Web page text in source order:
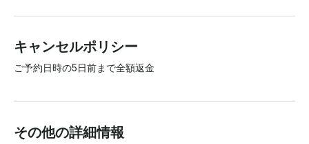
キャンセルポリシー
ご予約日時の5日前まで全額返金
その他の詳細情報